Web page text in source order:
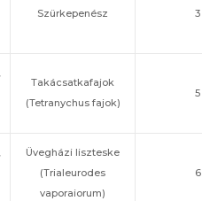
Szürkepenész 3
Takácsatkafajok
(Tetranychus fajok)
5
Üvegházi liszteske
(Trialeurodes
vaporaiorum)
6